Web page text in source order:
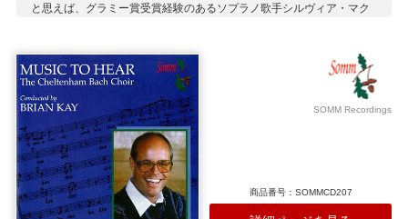
と思えば、グラミー賞受賞経験のあるソプラノ歌手シルヴィア・マク
が知る「ジングル・ベル」や「オー・ホーリー・ナイト」のユニーク
なアレンジも聴きもの。世界中の全ての人が楽しめるクリスマス・ア
ルバムです。
収録作曲家：
アダン
ヴィトマン グリーン
スウェンソン
伝承曲 J.S.バッハ
マティアス
メイスン メンデルスゾーン
SOMM Recordings
商品番号：SOMMCD207